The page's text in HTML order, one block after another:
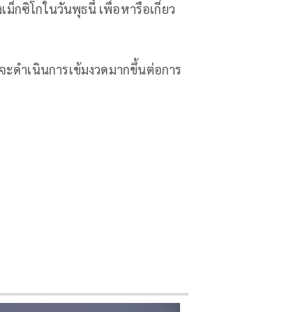
ม็กซิโกในวันพุธนี้ เพื่อหารือเกี่ยว
ดำเนินการเข้มงวดมากขึ้นต่อการ